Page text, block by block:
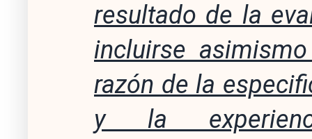
resultado de la
incluirse
razón de la
y la